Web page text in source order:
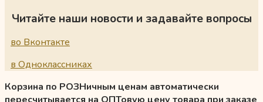
Читайте наши новости и задавайте вопросы
во Вконтакте
в Одноклассниках
Корзина по РОЗНичным ценам автоматически